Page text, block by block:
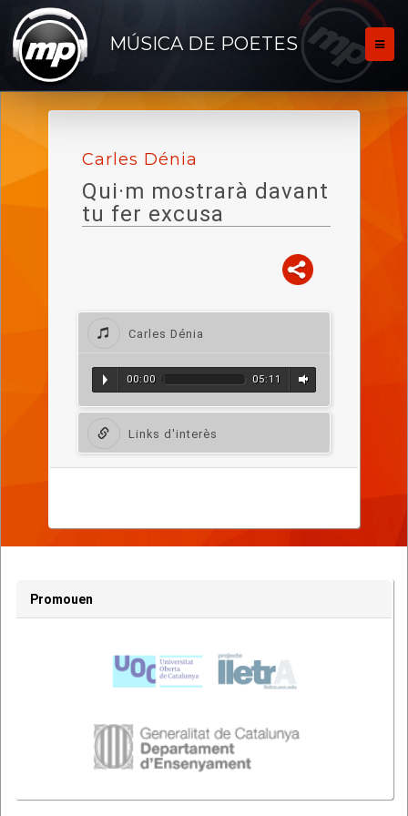
MÚSICA DE POETES
Carles Dénia
Qui·m mostrarà davant
tu fer excusa
Carles Dénia
00:00 05:11
Links d'interès
poema
Promouen